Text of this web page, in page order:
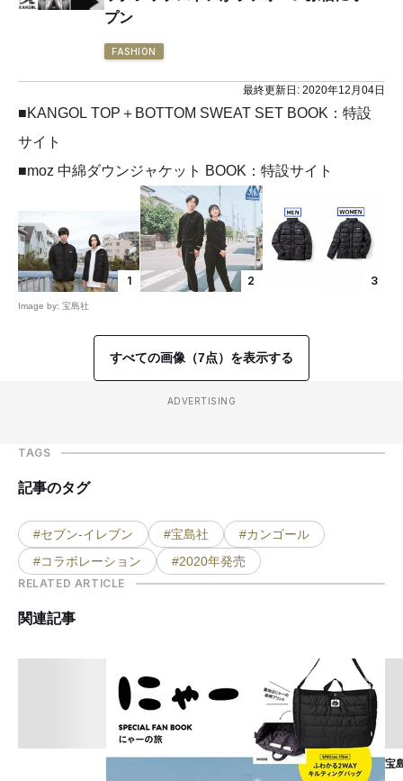
プン
FASHION
最終更新日: 2020年12月04日
■KANGOL TOP＋BOTTOM SWEAT SET BOOK：特設
サイト
■moz 中綿ダウンジャケット BOOK：特設サイト
1
Image by: 宝島社
2 3
すべての画像（7点）を表示する
ADVERTISING
TAGS
記事のタグ
#セブン-イレブン #宝島社
#カンゴール
#コラボレーション
#2020年発売
RELATED ARTICLE
関連記事
宝